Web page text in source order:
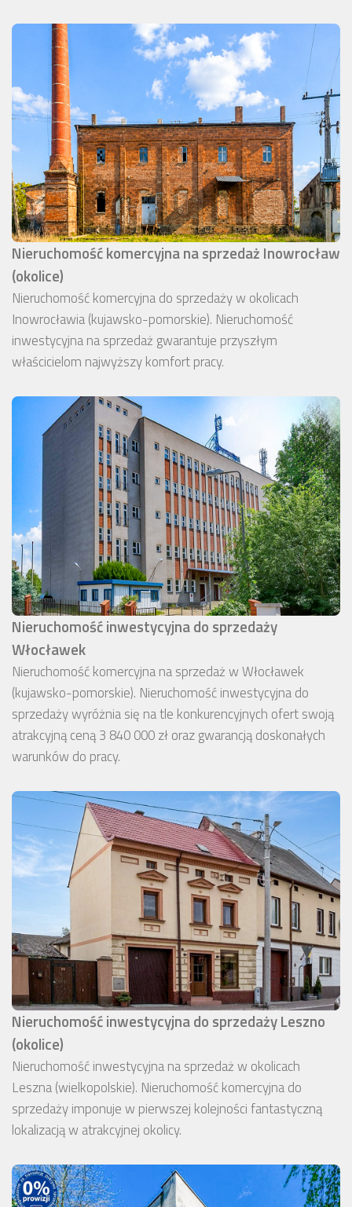
Nieruchomość komercyjna na sprzedaż Inowrocław
(okolice)
Nieruchomość komercyjna do sprzedaży w okolicach
Inowrocławia (kujawsko-pomorskie). Nieruchomość
inwestycyjna na sprzedaż gwarantuje przyszłym
właścicielom najwyższy komfort pracy.
Nieruchomość inwestycyjna do sprzedaży
Włocławek
Nieruchomość komercyjna na sprzedaż w Włocławek
(kujawsko-pomorskie). Nieruchomość inwestycyjna do
sprzedaży wyróżnia się na tle konkurencyjnych ofert swoją
atrakcyjną ceną 3 840 000 zł oraz gwarancją doskonałych
warunków do pracy.
Nieruchomość inwestycyjna do sprzedaży Leszno
(okolice)
Nieruchomość inwestycyjna na sprzedaż w okolicach
Leszna (wielkopolskie). Nieruchomość komercyjna do
sprzedaży imponuje w pierwszej kolejności fantastyczną
lokalizacją w atrakcyjnej okolicy.